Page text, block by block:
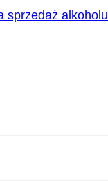
sprzedaż alkoholu